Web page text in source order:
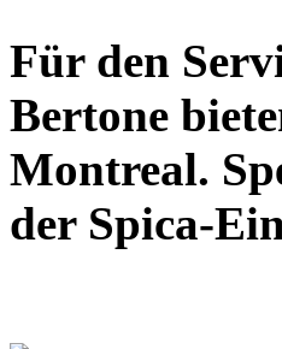
Für den
Bertone
Montreal.
der Spica-